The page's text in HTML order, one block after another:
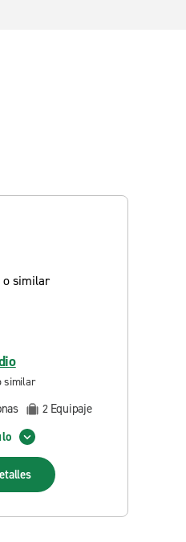
similar
2 Equipaje